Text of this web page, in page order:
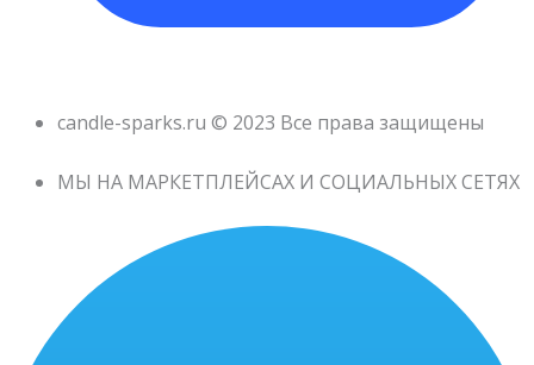
candle-sparks.ru © 2023 Все права защищены
МЫ НА МАРКЕТПЛЕЙСАХ И СОЦИАЛЬНЫХ СЕТЯХ